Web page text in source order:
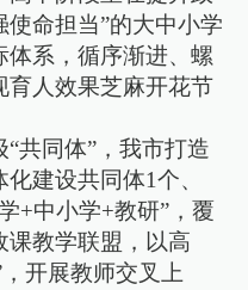
命担当”的大中小学
体系，循序渐进、螺
育人效果芝麻开花节
共同体”，我市打造
建设共同体1个、
+中小学+教研”，覆
课教学联盟，以高
开展教师交叉上